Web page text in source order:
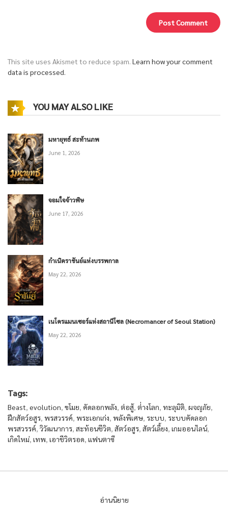
This site uses Akismet to reduce spam. Learn how your comment
data is processed.
YOU MAY ALSO LIKE
มหายุทธ์ สะท้านภพ
June 1, 2026
จอมใจจ้าวพิษ
June 17, 2026
กำเนิดราชันย์แห่งบรรพกาล
May 22, 2026
เนโครแมนเซอร์แห่งสถานีโซล (Necromancer of Seoul Station)
May 22, 2026
Tags:
Beast, evolution, ขโมย, คัดลอกพลัง, ต่อสู้, ต่่างโลก, ทะลุมิติ, ผจญภัย,
ฝึกสัตว์อสูร, พรสวรรค์, พระเอกเก่ง, พลังพิเศษ, ระบบ, ระบบคัดลอก
พรสวรรค์, วิวัฒนาการ, สะท้อนชีวิต, สัตว์อสูร, สัตว์เลี้ยง, เกมออนไลน์,
เกิดใหม่, เทพ, เอาชีวิตรอด, แฟนตาซี
อ่านนิยาย